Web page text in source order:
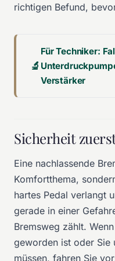
richtigen Befund,
Für Techniker:
Verstärker
Sicherheit
Eine nachlassende
Komfortthema,
hartes Pedal verlangt
gerade in einer
Bremsweg zählt.
geworden ist oder Sie
müssen, fahren Sie